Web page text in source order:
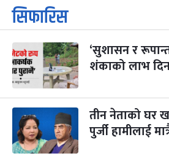
१
आइत
कार्तिक सङ्क्रान्ति
कार्तिक १, २०८३
३
मंगल
महानवमी
कार्तिक ३, २०८३-Oct 20, 2026
४
बुध कार्तिक ४, २०८३ Oct 21, 2026
५
बिहि
पापा‌ङ्कुशा एकादशी व्रत
कार्तिक ५, २०८३
सिफारिस
‘सुशासन र
शंकाको लाभ
तीन नेताको घर
पुर्जी हामीलाई